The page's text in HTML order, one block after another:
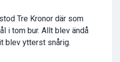
Tre Kronor där som
i tom bur. Allt blev ändå
blev ytterst snårig.